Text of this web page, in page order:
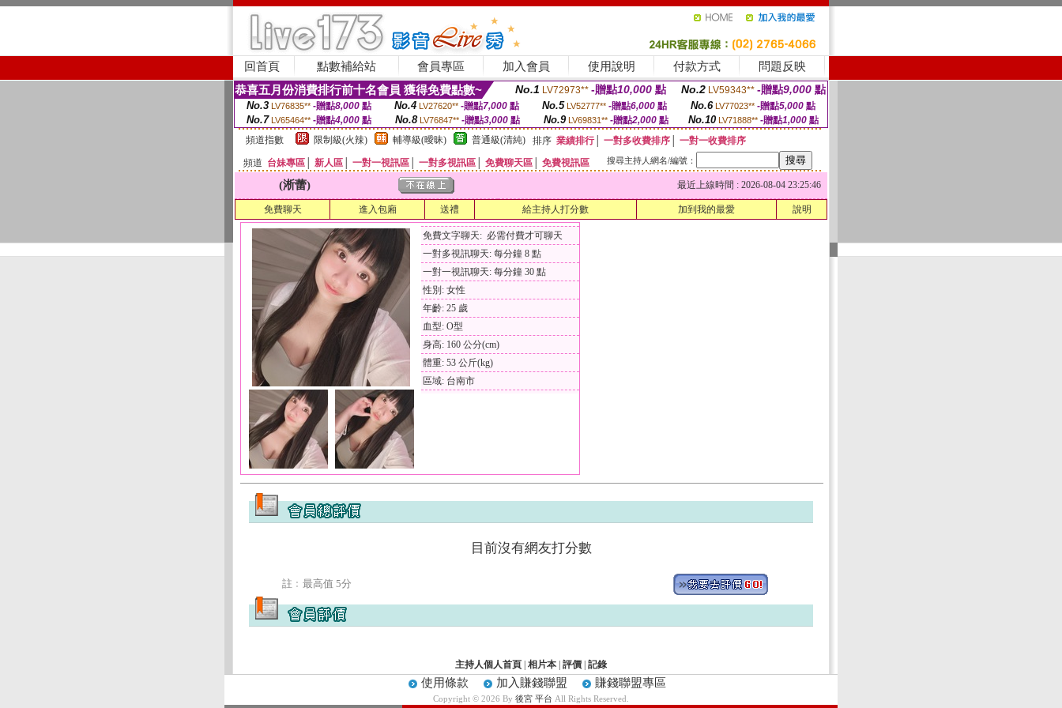
回首頁 點數補給站 會員專區 加入會員 使用說明 付款方式 問題反映
恭喜五月份消費排行前十名會員 獲得免費點數~ No.1 LV72973** -贈點10,000 點 No.2 LV59343** -贈點9,000 點
No.3 LV76835** -贈點8,000點 No.4 LV27620** -贈點7,000點 No.5 LV52777** -贈點6,000點 No.6 LV77023** -贈點5,000點
No.7 LV65464** -贈點4,000 點 No.8 LV76847** -贈點3,000 點 No.9 LV69831** -贈點2,000點 No.10 LV71888** -贈點1,000 點
頻道指數
限制級(火辣) 輔導級(曖昧) 普通級(清純) 排序 業績排行│ 一對多收費排序
一對一收費排序
頻道 台妹專區 新人區 一對一視訊區 一對多視訊區 免費聊天區 免費視訊區 搜尋主持人網名/編號：
(淅蕾) 最近上線時間 : 2026-08-04 23:25:46
免費聊天 進入包廂 送禮 給主持人打分數 加到我的最愛 說明
免費文字聊天: 必需付費才可聊天
一對多視訊聊天: 每分鐘 8 點
一對一視訊聊天: 每分鐘 30 點
性別: 女性
年齡: 25 歲
血型: O型
身高: 160 公分(cm)
體重: 53 公斤(kg)
區域: 台南市
目前沒有網友打分數
註﹕最高值 5分
主持人個人首頁 相片本 評價 記錄
使用條款 加入賺錢聯盟 賺錢聯盟專區
Copyright © 2026 By 後宮 平台 All Rights Reserved.